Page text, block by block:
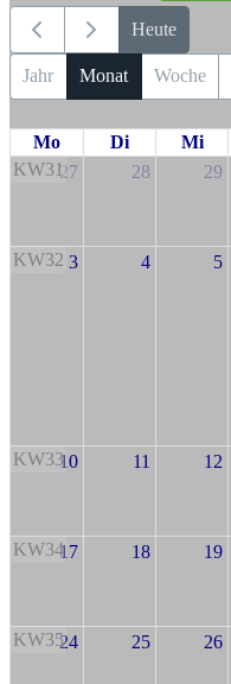
Heute
Jahr Monat Woche
Mo Di Mi
KW3127 28 29
KW32 3 4 5
KW3310 11 12
KW3417 18 19
KW3524 25 26